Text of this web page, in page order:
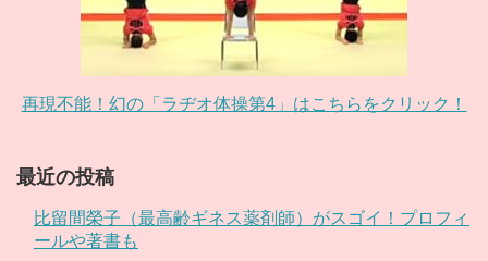
再現不能！幻の「ラヂオ体操第4」はこちらをクリック！
最近の投稿
比留間榮子（最高齢ギネス薬剤師）がスゴイ！プロフィ
ールや著書も